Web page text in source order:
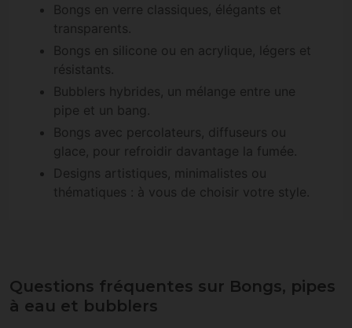
Bongs en verre classiques, élégants et
transparents.
Bongs en silicone ou en acrylique, légers et
résistants.
Bubblers hybrides, un mélange entre une
pipe et un bang.
Bongs avec percolateurs, diffuseurs ou
glace, pour refroidir davantage la fumée.
Designs artistiques, minimalistes ou
thématiques : à vous de choisir votre style.
Questions fréquentes sur Bongs, pipes
à eau et bubblers